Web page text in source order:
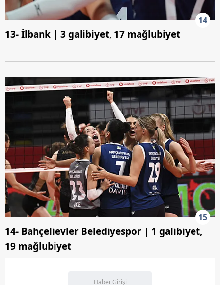
14
13- İlbank | 3 galibiyet, 17 mağlubiyet
15
14- Bahçelievler Belediyespor | 1 galibiyet,
19 mağlubiyet
Haber Girişi